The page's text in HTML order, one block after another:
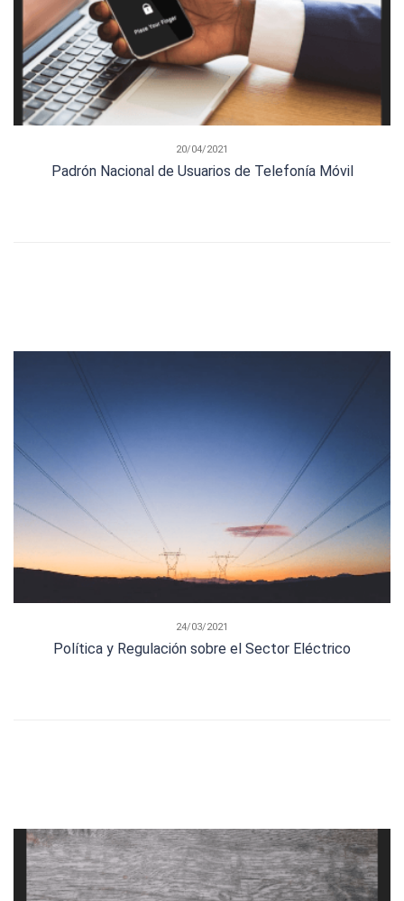
20/04/2021
Padrón Nacional de Usuarios de Telefonía Móvil
24/03/2021
Política y Regulación sobre el Sector Eléctrico